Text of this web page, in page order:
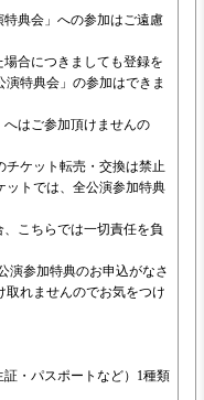
典会」への参加はご遠慮
合につきましても登録を
特典会」の参加はできま
はご参加頂けませんの
ケット転売・交換は禁止
ットでは、全公演参加特典
こちらでは一切責任を負
演参加特典のお申込がなさ
れませんのでお気をつけ
・パスポートなど）1種類